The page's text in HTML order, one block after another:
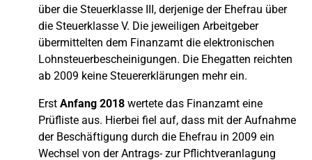
über die Steuerklasse III, derjenige der Ehefrau über
die Steuerklasse V. Die jeweiligen Arbeitgeber
übermittelten dem Finanzamt die elektronischen
Lohnsteuerbescheinigungen. Die Ehegatten reichten
ab 2009 keine Steuererklärungen mehr ein.
Erst Anfang 2018 wertete das Finanzamt eine
Prüfliste aus. Hierbei fiel auf, dass mit der Aufnahme
der Beschäftigung durch die Ehefrau in 2009 ein
Wechsel von der Antrags- zur Pflichtveranlagung